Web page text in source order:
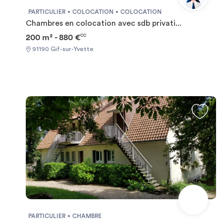
PARTICULIER COLOCATION COLOCATION
Chambres en colocation avec sdb privati...
200 m² - 880 €CC
91190 Gif-sur-Yvette
PARTICULIER CHAMBRE